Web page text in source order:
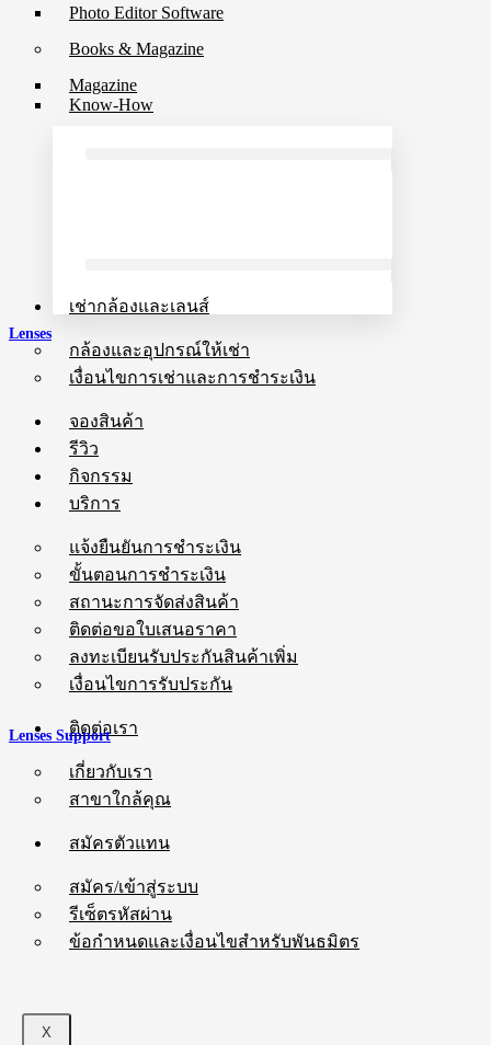
Photo Editor Software
Books & Magazine
Magazine
Know-How
เช่ากล้องและเลนส์
กล้องและอุปกรณ์ให้เช่า
เงื่อนไขการเช่าและการชำระเงิน
จองสินค้า
รีวิว
กิจกรรม
บริการ
แจ้งยืนยันการชำระเงิน
ขั้นตอนการชำระเงิน
สถานะการจัดส่งสินค้า
ติดต่อขอใบเสนอราคา
ลงทะเบียนรับประกันสินค้าเพิ่ม
เงื่อนไขการรับประกัน
ติดต่อเรา
เกี่ยวกับเรา
สาขาใกล้คุณ
สมัครตัวแทน
สมัคร/เข้าสู่ระบบ
รีเซ็ตรหัสผ่าน
ข้อกำหนดและเงื่อนไขสำหรับพันธมิตร
X
Lenses
Lenses Support